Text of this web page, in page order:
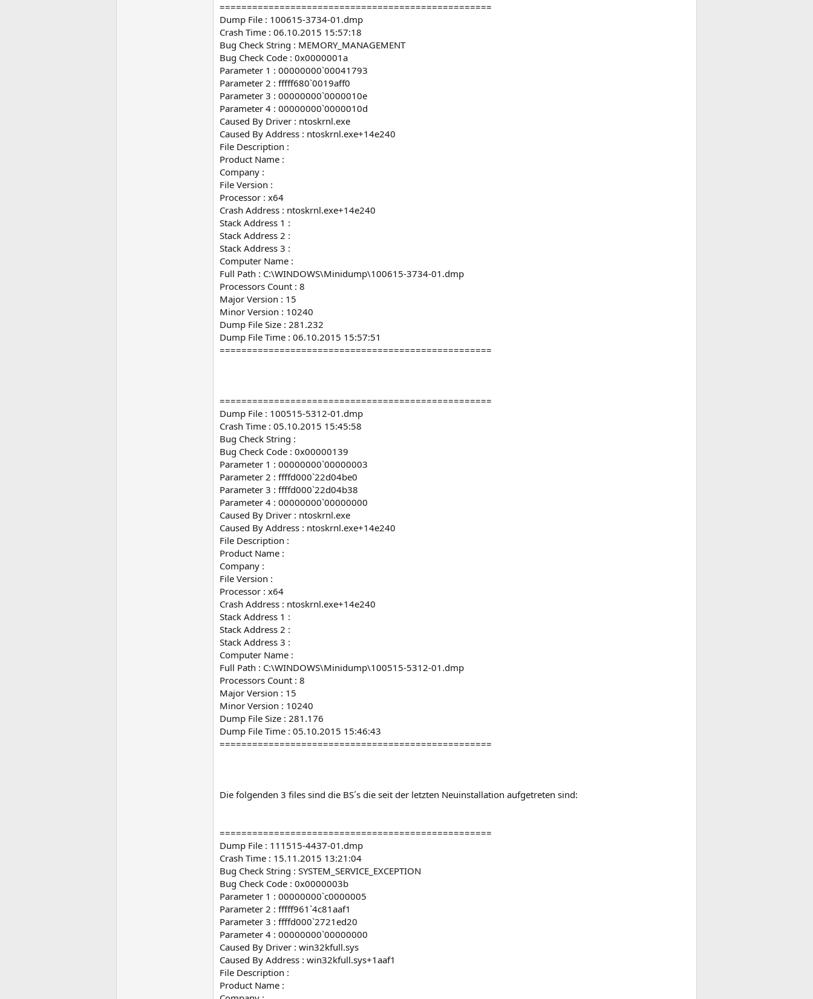
==================================================
Dump File : 100615-3734-01.dmp
Crash Time : 06.10.2015 15:57:18
Bug Check String : MEMORY_MANAGEMENT
Bug Check Code : 0x0000001a
Parameter 1 : 00000000`00041793
Parameter 2 : fffff680`0019aff0
Parameter 3 : 00000000`0000010e
Parameter 4 : 00000000`0000010d
Caused By Driver : ntoskrnl.exe
Caused By Address : ntoskrnl.exe+14e240
File Description :
Product Name :
Company :
File Version :
Processor : x64
Crash Address : ntoskrnl.exe+14e240
Stack Address 1 :
Stack Address 2 :
Stack Address 3 :
Computer Name :
Full Path : C:\WINDOWS\Minidump\100615-3734-01.dmp
Processors Count : 8
Major Version : 15
Minor Version : 10240
Dump File Size : 281.232
Dump File Time : 06.10.2015 15:57:51
==================================================
==================================================
Dump File : 100515-5312-01.dmp
Crash Time : 05.10.2015 15:45:58
Bug Check String :
Bug Check Code : 0x00000139
Parameter 1 : 00000000`00000003
Parameter 2 : ffffd000`22d04be0
Parameter 3 : ffffd000`22d04b38
Parameter 4 : 00000000`00000000
Caused By Driver : ntoskrnl.exe
Caused By Address : ntoskrnl.exe+14e240
File Description :
Product Name :
Company :
File Version :
Processor : x64
Crash Address : ntoskrnl.exe+14e240
Stack Address 1 :
Stack Address 2 :
Stack Address 3 :
Computer Name :
Full Path : C:\WINDOWS\Minidump\100515-5312-01.dmp
Processors Count : 8
Major Version : 15
Minor Version : 10240
Dump File Size : 281.176
Dump File Time : 05.10.2015 15:46:43
==================================================
Die folgenden 3 files sind die BS´s die seit der letzten Neuinstallation aufgetreten sind:
==================================================
Dump File : 111515-4437-01.dmp
Crash Time : 15.11.2015 13:21:04
Bug Check String : SYSTEM_SERVICE_EXCEPTION
Bug Check Code : 0x0000003b
Parameter 1 : 00000000`c0000005
Parameter 2 : fffff961`4c81aaf1
Parameter 3 : ffffd000`2721ed20
Parameter 4 : 00000000`00000000
Caused By Driver : win32kfull.sys
Caused By Address : win32kfull.sys+1aaf1
File Description :
Product Name :